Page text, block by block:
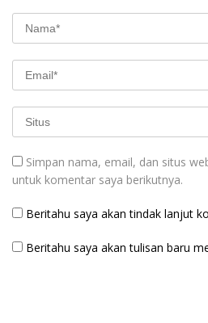
Simpan nama, email, dan situs
untuk komentar saya berikutnya.
Beritahu saya akan tindak lanjut
Beritahu saya akan tulisan baru